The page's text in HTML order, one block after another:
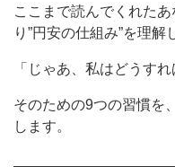
ここまで読んでくれた
り”円安の仕組み”を理解
「じゃあ、私はどうすれ
そのための9つの習慣を
します。